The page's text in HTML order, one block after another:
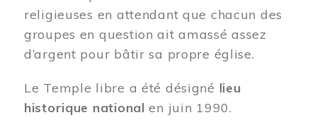
religieuses en attendant que chacun des
groupes en question ait amassé assez
d’argent pour bâtir sa propre église.
Le Temple libre a été désigné lieu
historique national en juin 1990.